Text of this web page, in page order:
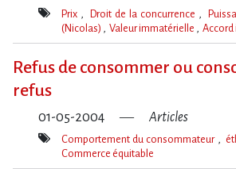
Mot(s)-
Prix Droit de la concurrence
(Nicolas)
Valeur immatérielle
Refus de consommer ou
refus
01-05-2004 Articles
Mot(s)-
Comportement du consommateur
Commerce équitable